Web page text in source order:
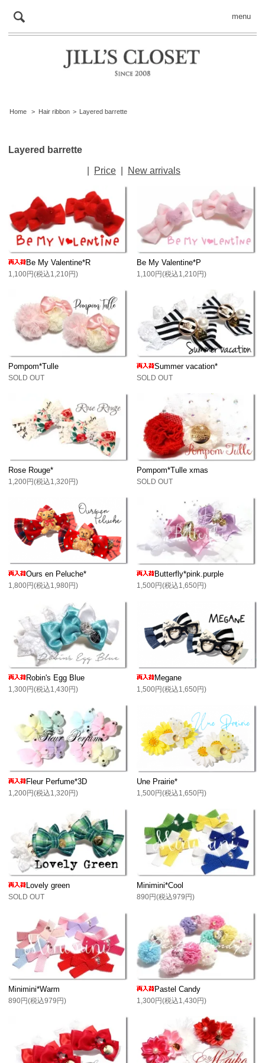
menu
Home > Hair ribbon > Layered barrette
Layered barrette
Price New arrivals
Be My Valentine*R
1,100円(税込1,210円)
Be My Valentine*P
1,100円(税込1,210円)
Pompom*Tulle
SOLD OUT
Summer vacation*
SOLD OUT
Rose Rouge*
1,200円(税込1,320円)
Pompom*Tulle xmas
SOLD OUT
Ours en Peluche*
1,800円(税込1,980円)
Butterfly*pink.purple
1,500円(税込1,650円)
Robin's Egg Blue
1,300円(税込1,430円)
Megane
1,500円(税込1,650円)
Fleur Perfume*3D
1,200円(税込1,320円)
Une Prairie*
1,500円(税込1,650円)
Lovely green
SOLD OUT
Minimini*Cool
890円(税込979円)
Minimini*Warm
890円(税込979円)
Pastel Candy
1,300円(税込1,430円)